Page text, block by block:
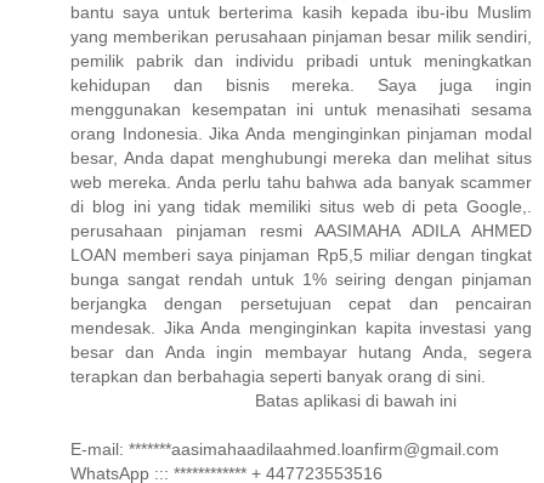
bantu saya untuk berterima kasih kepada ibu-ibu Muslim
yang memberikan perusahaan pinjaman besar milik sendiri,
pemilik pabrik dan individu pribadi untuk meningkatkan
kehidupan dan bisnis mereka. Saya juga ingin
menggunakan kesempatan ini untuk menasihati sesama
orang Indonesia. Jika Anda menginginkan pinjaman modal
besar, Anda dapat menghubungi mereka dan melihat situs
web mereka. Anda perlu tahu bahwa ada banyak scammer
di blog ini yang tidak memiliki situs web di peta Google,.
perusahaan pinjaman resmi AASIMAHA ADILA AHMED
LOAN memberi saya pinjaman Rp5,5 miliar dengan tingkat
bunga sangat rendah untuk 1% seiring dengan pinjaman
berjangka dengan persetujuan cepat dan pencairan
mendesak. Jika Anda menginginkan kapita investasi yang
besar dan Anda ingin membayar hutang Anda, segera
terapkan dan berbahagia seperti banyak orang di sini.
Batas aplikasi di bawah ini
E-mail: *******aasimahaadilaahmed.loanfirm@gmail.com
WhatsApp ::: ************ + 447723553516